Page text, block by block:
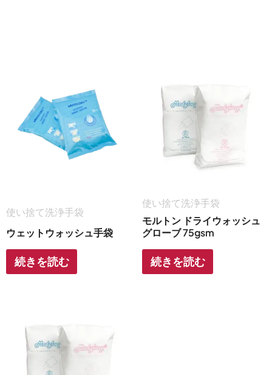
使い捨て洗浄手袋
ウェットウォッシュ手袋
続きを読む
使い捨て洗浄手袋
モルトン ドライウォッシュ
グローブ 75gsm
続きを読む